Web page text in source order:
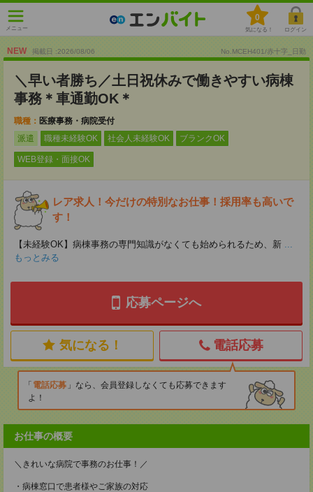
メニュー
0
気になる！ ログイン
NEW 掲載日 :2026/08/06 No.MCEH401/赤十字_日勤
＼早い者勝ち／土日祝休みで働きやすい病棟
事務＊車通勤OK＊
職種： 医療事務・病院受付
派遣
職種未経験OK 社会人未経験OK ブランクOK
WEB登録・面接OK
レア求人！今だけの特別なお仕事！採用率も高いで
す！
【未経験OK】病棟事務の専門知識がなくても始められるため、新 ...
もっとみる
応募ページへ
気になる！ 電話応募
電話応募
なら、会員登録しなくても応募できます
よ！
お仕事の概要
＼きれいな病院で事務のお仕事！／
・病棟窓口で患者様やご家族の対応